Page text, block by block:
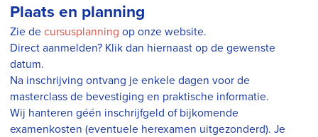
Plaats en planning
Zie decursusplanning op onze website.
Direct aanmelden? Klik dan hiernaast op de gewenste
datum.
Na inschrijving ontvang je enkele dagen voor de
masterclass de bevestiging en praktische informatie.
Wij hanteren géén inschrijfgeld of bijkomende
examenkosten (eventuele herexamen uitgezonderd). Je